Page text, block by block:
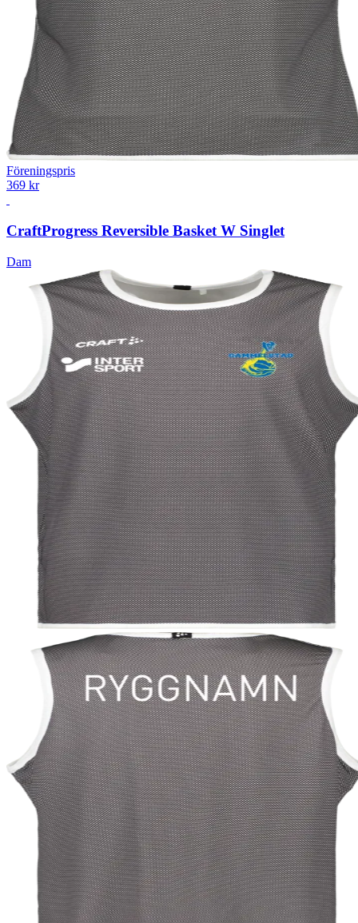
Föreningspris
369 kr
CraftProgress Reversible Basket W Singlet
Dam